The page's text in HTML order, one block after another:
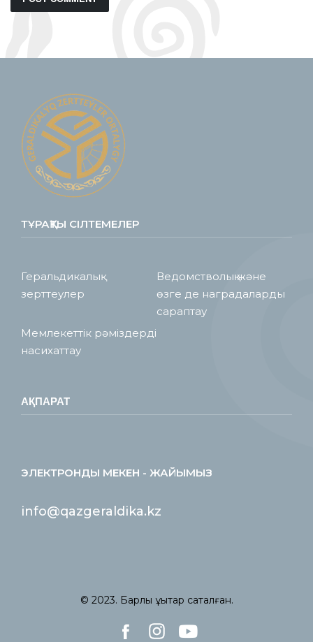
ТҰРАҚТЫ СІЛТЕМЕЛЕР
Геральдикалық
зерттеулер
Ведомстволық және
өзге де наградаларды
сараптау
Мемлекеттік рәміздерді
насихаттау
АҚПАРАТ
ЭЛЕКТРОНДЫ МЕКЕН - ЖАЙЫМЫЗ
info@qazgeraldika.kz
© 2023. Барлық құқықтар сақталған.